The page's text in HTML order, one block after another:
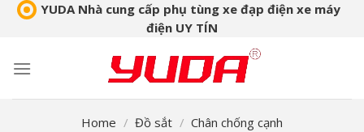
Skip
YUDA Nhà cung cấp phụ tùng xe đạp điện xe máy
điện UY TÍN
Home / Đồ sắt / Chân chống cạnh